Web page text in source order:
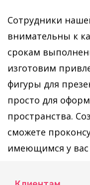
Сотрудники
внимательны к
срокам
изготовим
фигуры для
просто для
пространства.
сможете
имеющимся у